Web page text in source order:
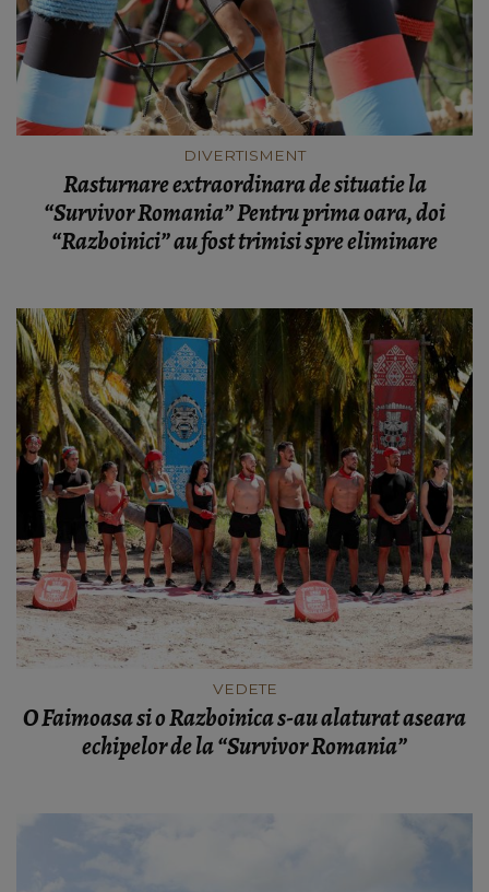
DIVERTISMENT
Rasturnare extraordinara de situatie la
“Survivor Romania” Pentru prima oara, doi
“Razboinici” au fost trimisi spre eliminare
VEDETE
O Faimoasa si o Razboinica s-au alaturat aseara
echipelor de la “Survivor Romania”